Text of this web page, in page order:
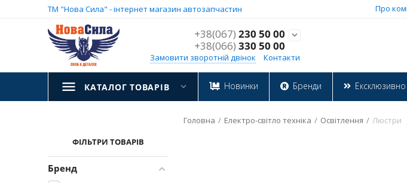
ТМ "Нова Сила" - інтернет магазин автозапчастин Про
+38(067) 230 50 00
+38(066) 330 50 00

Замовити зворотній двінок Контакти
КАТАЛОГ ТОВАРІВ Новинки Бренди
ФІЛЬТРИ ТОВАРІВ
Бренд
Головна / Електро-світло техніка / Освітлення / Люстри